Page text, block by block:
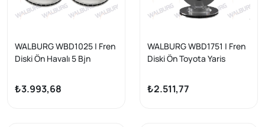
WALBURG WBD1025 | Fren
Diski Ön Havalı 5 Bjn
Ducato 2006-2014 /
Peugeot Boxer 2006-2014
₺3.993,68
WALBURG WBD1751 | Fren
Diski Ön Toyota Yaris
₺2.511,77